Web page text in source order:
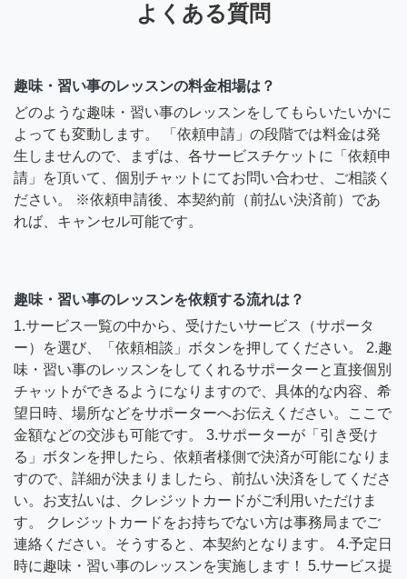
よくある質問
趣味・習い事のレッスンの料金相場は？
どのような趣味・習い事のレッスンをしてもらいたいかに
よっても変動します。 「依頼申請」の段階では料金は発
生しませんので、まずは、各サービスチケットに「依頼申
請」を頂いて、個別チャットにてお問い合わせ、ご相談く
ださい。 ※依頼申請後、本契約前（前払い決済前）であ
れば、キャンセル可能です。
趣味・習い事のレッスンを依頼する流れは？
1.サービス一覧の中から、受けたいサービス（サポータ
ー）を選び、「依頼相談」ボタンを押してください。 2.趣
味・習い事のレッスンをしてくれるサポーターと直接個別
チャットができるようになりますので、具体的な内容、希
望日時、場所などをサポーターへお伝えください。ここで
金額などの交渉も可能です。 3.サポーターが「引き受け
る」ボタンを押したら、依頼者様側で決済が可能になりま
すので、詳細が決まりましたら、前払い決済をしてくださ
い。お支払いは、クレジットカードがご利用いただけま
す。 クレジットカードをお持ちでない方は事務局までご
連絡ください。そうすると、本契約となります。 4.予定日
時に趣味・習い事のレッスンを実施します！ 5.サービス提